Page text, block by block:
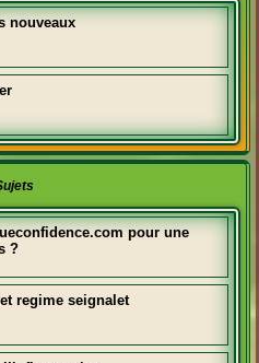
nouveaux
pour une
?
regime seignalet